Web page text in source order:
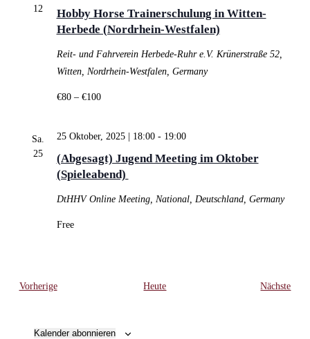
12
Hobby Horse Trainerschulung in Witten-
Herbede (Nordrhein-Westfalen)
Reit- und Fahrverein Herbede-Ruhr e.V. Krünerstraße 52,
Witten, Nordrhein-Westfalen, Germany
€80 – €100
Sa.
25
(Abgesagt) Jugend Meeting im Oktober
(Spieleabend)
25 Oktober, 2025 | 18:00- 19:00
DtHHV Online Meeting, National, Deutschland, Germany
Free
VorherigeVeranstaltungen Heute Nächste
Kalender abonnieren